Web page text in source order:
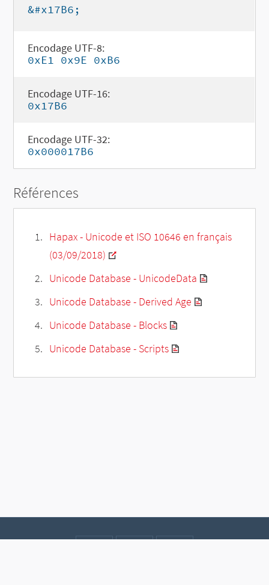
&#x17B6;
Encodage UTF-8:
0xE1 0x9E 0xB6
Encodage UTF-16:
0x17B6
Encodage UTF-32:
0x000017B6
Références
Hapax - Unicode et ISO 10646 en français
(03/09/2018)
Unicode Database - UnicodeData
Unicode Database - Derived Age
Unicode Database - Blocks
Unicode Database - Scripts